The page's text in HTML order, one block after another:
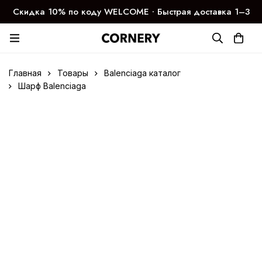
Скидка 10% по коду WELCOME ∙ Быстрая доставка 1–3
дня
Главная Товары
Balenciaga каталог
Шарф Balenciaga